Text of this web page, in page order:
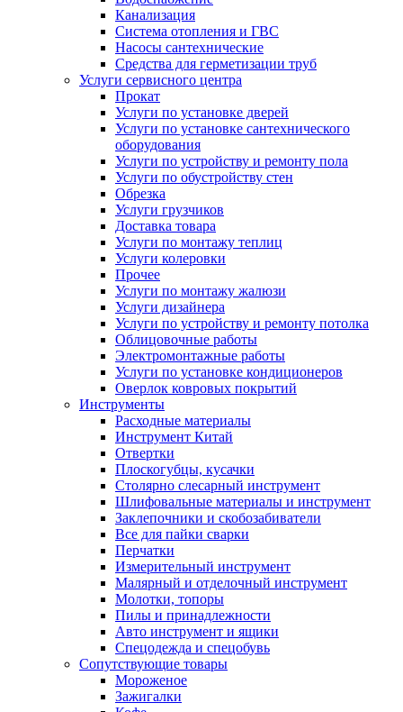
Канализация
Система отопления и ГВС
Насосы сантехнические
Средства для герметизации труб
Услуги сервисного центра
Прокат
Услуги по установке дверей
Услуги по установке сантехнического
оборудования
Услуги по устройству и ремонту пола
Услуги по обустройству стен
Обрезка
Услуги грузчиков
Доставка товара
Услуги по монтажу теплиц
Услуги колеровки
Прочее
Услуги по монтажу жалюзи
Услуги дизайнера
Услуги по устройству и ремонту потолка
Облицовочные работы
Электромонтажные работы
Услуги по установке кондиционеров
Оверлок ковровых покрытий
Инструменты
Расходные материалы
Инструмент Китай
Отвертки
Плоскогубцы, кусачки
Столярно слесарный инструмент
Шлифовальные материалы и инструмент
Заклепочники и скобозабиватели
Все для пайки сварки
Перчатки
Измерительный инструмент
Малярный и отделочный инструмент
Молотки, топоры
Пилы и принадлежности
Авто инструмент и ящики
Спецодежда и спецобувь
Сопутствующие товары
Мороженое
Зажигалки